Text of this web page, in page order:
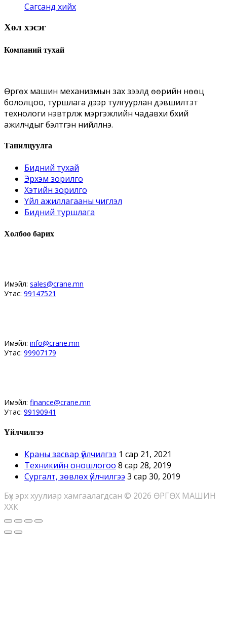
Сагсанд хийх
Хөл хэсэг
Компаний тухай
Өргөх машин механизмын зах зээлд өөрийн нөөц
бололцоо, туршлага дээр тулгуурлан дэвшилтэт
технологи нэвтрүүлж мэргэжлийн чадавхи бүхий
ажилчдыг бэлтгэн нийлүүлнэ.
Танилцуулга
Бидний тухай
Эрхэм зорилго
Хэтийн зорилго
Үйл ажиллагааны чиглэл
Бидний туршлага
Холбоо барих
Имэйл: sales@crane.mn
Утас: 99147521
Имэйл: info@crane.mn
Утас: 99907179
Имэйл: finance@crane.mn
Утас: 99190941
Үйлчилгээ
Краны засвар үйлчилгээ 1 сар 21, 2021
Техникийн оношлогоо 8 сар 28, 2019
Сургалт, зөвлөх үйлчилгээ 3 сар 30, 2019
Бүх эрх хуулиар хамгаалагдсан © 2026 ӨРГӨХ МАШИН
ХХК